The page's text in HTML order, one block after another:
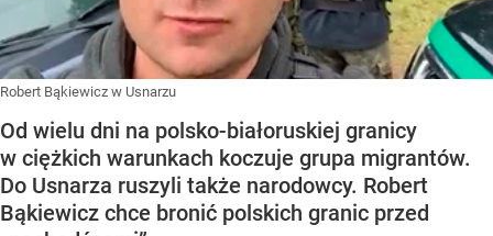
Robert Bąkiewicz w Usnarzu
Od wielu dni na polsko-białoruskiej granicy
w ciężkich warunkach koczuje grupa migrantów.
Do Usnarza ruszyli także narodowcy. Robert
Bąkiewicz chce bronić polskich granic przed